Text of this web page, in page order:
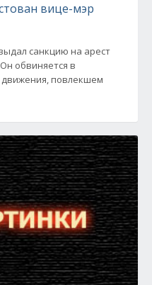
вице-мэр
санкцию на арест
обвиняется в
повлекшем